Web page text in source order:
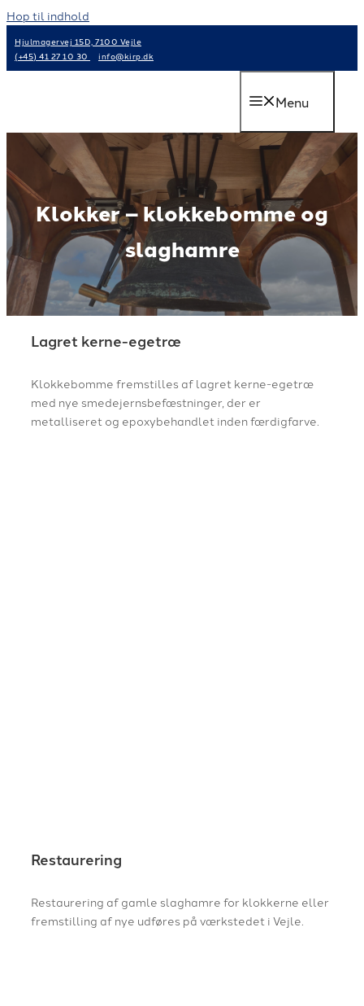
Hop til indhold
Hjulmagervej 15D, 7100 Vejle
(+45) 41 27 10 30
info@kirp.dk
Menu
Klokker – klokkebomme og
slaghamre
Lagret kerne-egetræ
Klokkebomme fremstilles af lagret kerne-egetræ
med nye smedejernsbefæstninger, der er
metalliseret og epoxybehandlet inden færdigfarve.
Restaurering
Restaurering af gamle slaghamre for klokkerne eller
fremstilling af nye udføres på værkstedet i Vejle.